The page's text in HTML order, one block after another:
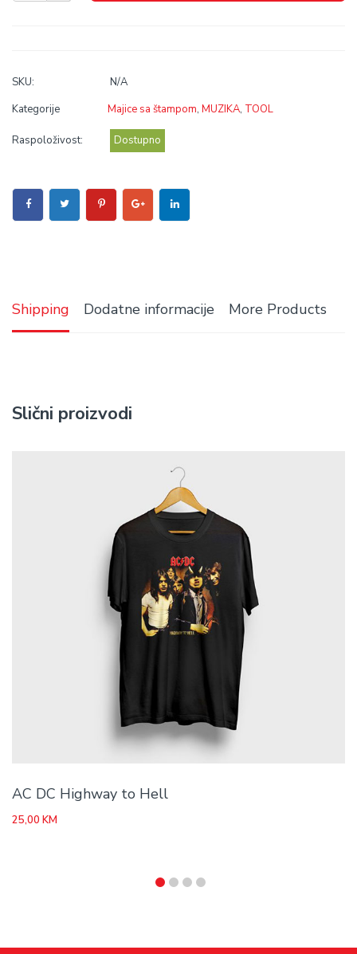
SKU:
N/A
Kategorije
Majice sa štampom, MUZIKA, TOOL
Raspoloživost: Dostupno
Shipping Dodatne informacije More Products
Slični proizvodi
AC DC Highway to Hell
25,00 KM